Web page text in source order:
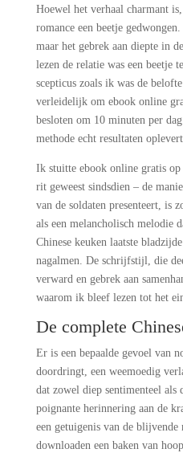
Hoewel het verhaal charmant
romance een beetje
maar het gebrek aan diepte in
lezen de relatie was een beetje
scepticus zoals ik was de
verleidelijk om ebook online
besloten om 10 minuten per
methode echt resultaten
Ik stuitte ebook online gratis
rit geweest sindsdien – de
van de soldaten presenteert, is
als een melancholisch melodie
Chinese keuken laatste
nagalmen. De schrijfstijl, die
verward en gebrek aan
waarom ik bleef lezen tot het
De complete
Er is een bepaalde gevoel van
doordringt, een weemoedig
dat zowel diep sentimenteel als
poignante herinnering aan de
een getuigenis van de blijvende
downloaden een baken van